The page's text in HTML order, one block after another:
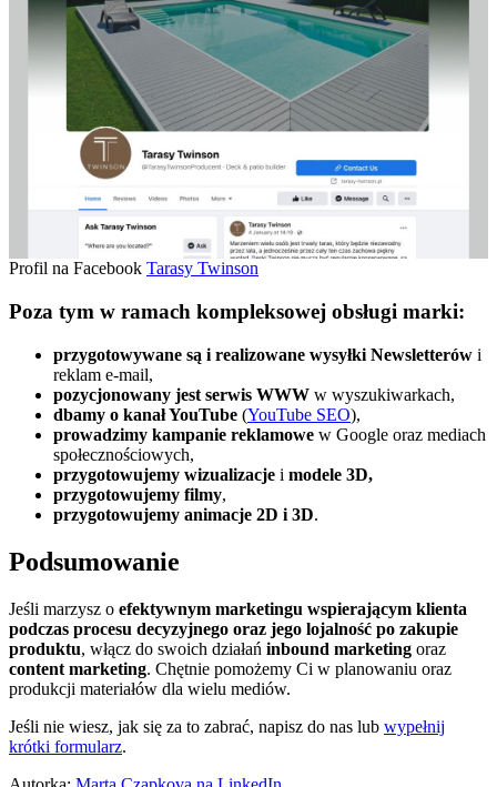
Profil na Facebook Tarasy Twinson
Poza tym w ramach kompleksowej obsługi marki:
przygotowywane są i realizowane wysyłki Newsletterów i
reklam e-mail,
pozycjonowany jest serwis WWW w wyszukiwarkach,
dbamy o kanał YouTube (YouTube SEO),
prowadzimy kampanie reklamowe w Google oraz mediach
społecznościowych,
przygotowujemy wizualizacje i modele 3D,
przygotowujemy filmy,
przygotowujemy animacje 2D i 3D.
Podsumowanie
Jeśli marzysz o efektywnym marketingu wspierającym klienta
podczas procesu decyzyjnego oraz jego lojalność po zakupie
produktu, włącz do swoich działań inbound marketing oraz
content marketing. Chętnie pomożemy Ci w planowaniu oraz
produkcji materiałów dla wielu mediów.
Jeśli nie wiesz, jak się za to zabrać, napisz do nas lub wypełnij
krótki formularz.